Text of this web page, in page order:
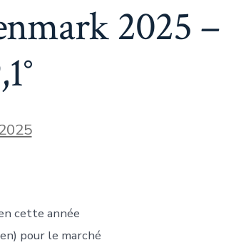
2025 –
cette année
pour le marché